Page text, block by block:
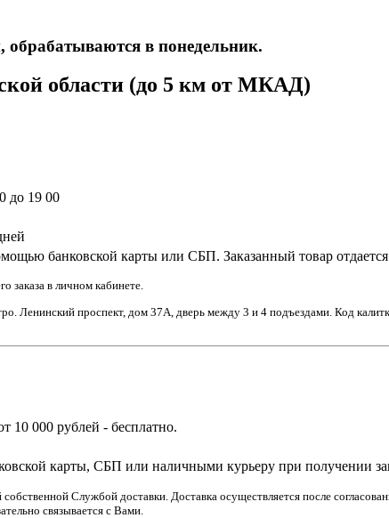
в понедельник.
области (до 5 км от МКАД)
до 19 00
банковской карты или СБП. Заказанный товар
заказа в личном кабинете.
Ленинский проспект, дом 37А, дверь между 3 и 4 подъездами. Код
10 000 рублей - бесплатно.
карты, СБП или наличными курьеру при получении
Службой доставки. Доставка осуществляется после
связывается с Вами.